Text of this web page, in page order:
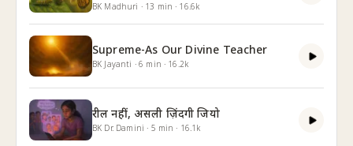
BK Madhuri · 13 min · 16.6k
Supreme-As Our Divine Teacher
BK Jayanti ·6 min · 16.2k
रील नहीं, असली ज़िंदगी जियो
BK Dr. Damini · 5 min · 16.1k